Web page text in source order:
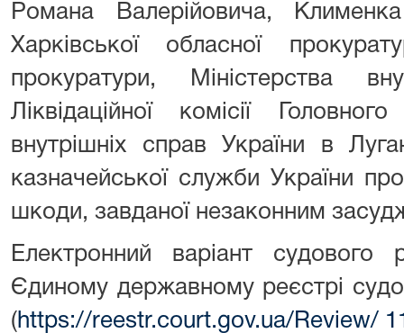
Романа Валерійовича,
Харківської обласної
прокуратури, Міністерства
Ліквідаційної комісії
внутрішніх справ України в
казначейської служби України
шкоди, завданої незаконним
Електронний варіант
Єдиному державному реєстрі
(https://reestr.court.gov.ua/Review/